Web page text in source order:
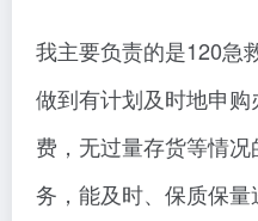
我主要负责的是120急
做到有计划及时地申
费，无过量存货等情
务，能及时、保质保